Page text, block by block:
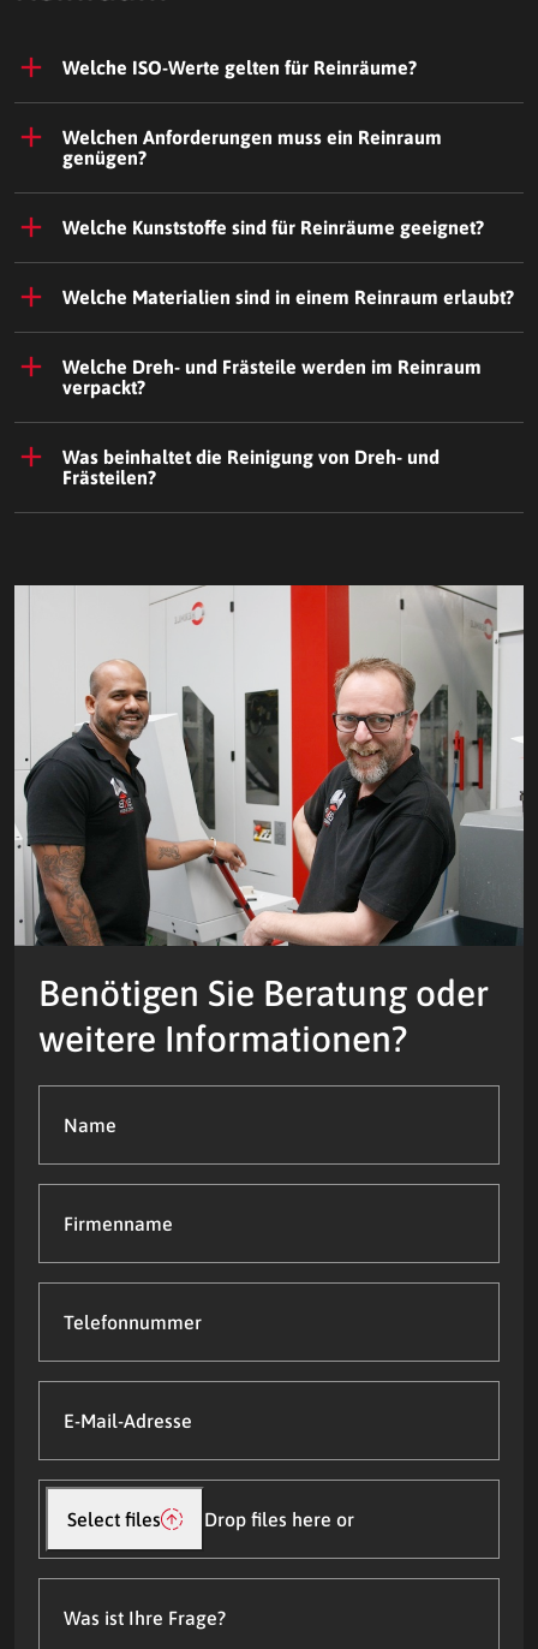
Welche ISO-Werte gelten für Reinräume?
Welchen Anforderungen muss ein Reinraum
genügen?
Welche Kunststoffe sind für Reinräume geeignet?
Welche Materialien sind in einem Reinraum erlaubt?
Welche Dreh- und Frästeile werden im Reinraum
verpackt?
Was beinhaltet die Reinigung von Dreh- und
Frästeilen?
Benötigen Sie Beratung oder
weitere Informationen?
(Required)
Mail-
Datei(en)
hochladen
Drop files here or
Select files